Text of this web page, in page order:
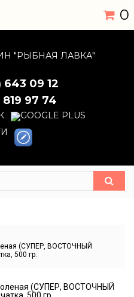
0
643 09 12
819 97 74
(СУПЕР, ВОСТОЧНЫЙ
500 гр.